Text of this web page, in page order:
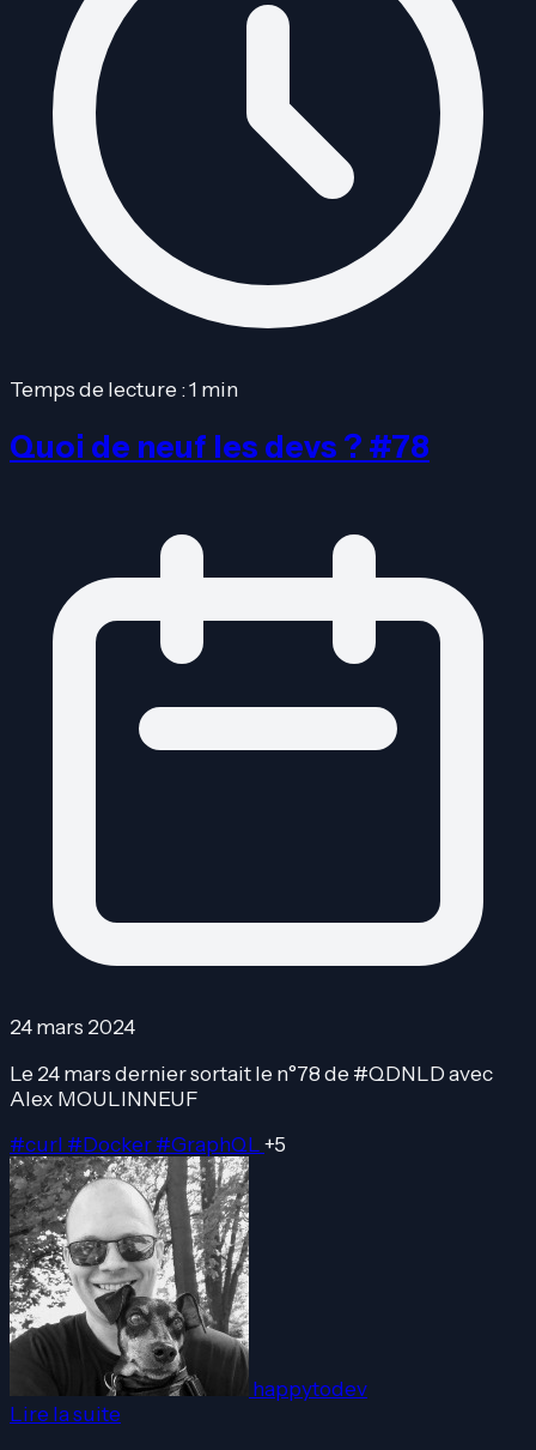
Temps de lecture : 1 min
Quoi de neuf les devs ? #78
24 mars 2024
Le 24 mars dernier sortait le n°78 de #QDNLD avec
Alex MOULINNEUF
#curl #Docker#GraphQL +5
happytodev
Lire la suite